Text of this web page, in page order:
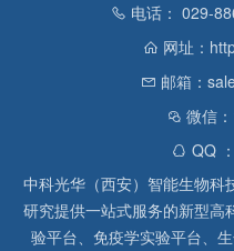
电话： 029-
网址：
邮箱：
微信
QQ
中科光华（西安）智能生物科
研究提供一站式服务的新型高
验平台、免疫学实验平台、